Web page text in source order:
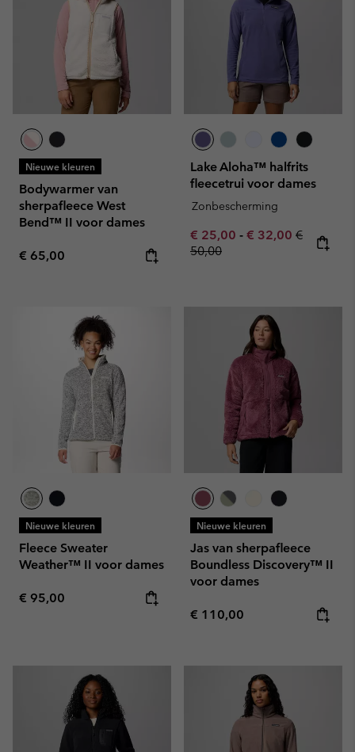
Nieuwe kleuren
Bodywarmer van
sherpafleece West
Bend™ II voor dames
Regular price:
€ 65,00
Lake Aloha™ halfrits
fleecetrui voor dames
Zonbescherming
Minimum sale price:
€ 25,00 - Maximum sale
€ 32,00 Regular
€
50,00
Nieuwe kleuren
Fleece Sweater
Weather™ II voor dames
Regular price:
€ 95,00
Nieuwe kleuren
Jas van sherpafleece
Boundless Discovery™ II
voor dames
Regular price:
€ 110,00